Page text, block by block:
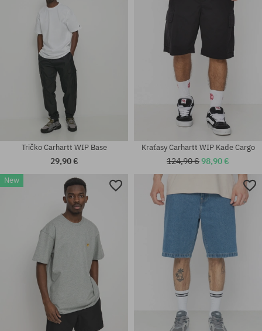
S; M; L; XL; XXL
Dostupné veľkosti:
Dostupné veľkosti:
Tričko Carhartt WIP Base
29,90 €
Kraťasy Carhartt WIP Kade Cargo
124,90 €98,90 €
New